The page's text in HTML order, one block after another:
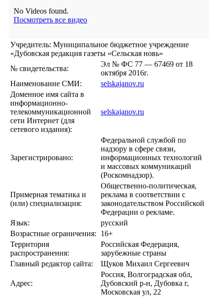
No Videos found.
Посмотреть все видео
Учредитель: Муниципальное бюджетное учреждение
«Дубовская редакция газеты «Сельская новь»
№ свидетельства:
Эл № ФС 77 — 67469 от 18
октября 2016г.
Наименование СМИ:
selskajanov.ru
Доменное имя сайта в
информационно-
телекоммуникационной
сети Интернет (для
сетевого издания):
selskajanov.ru
Зарегистрировано:
Федеральной службой по
надзору в сфере связи,
информационных технологий
и массовых коммуникаций
(Роскомнадзор).
Примерная тематика и
(или) специализация:
Общественно-политическая,
реклама в соответствии с
законодательством Российской
Федерации о рекламе.
Язык:
русский
Возрастные ограничения:
16+
Территория
распространения:
Российская Федерация,
зарубежные страны
Главный редактор сайта:
Щуков Михаил Сергеевич
Адрес:
Россия, Волгоградская обл,
Дубовский р-н, Дубовка г,
Московская ул, 22